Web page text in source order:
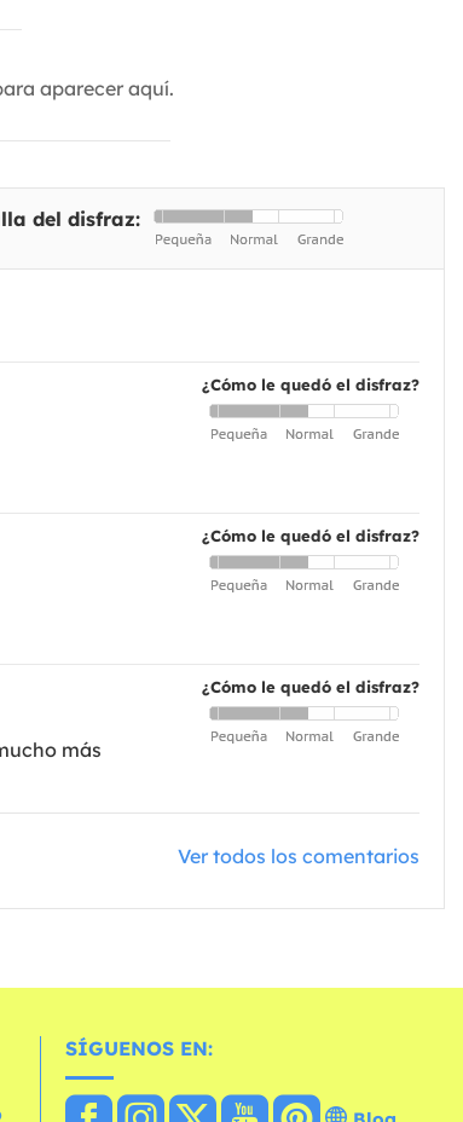
aparecer aquí.
del disfraz:
¿Cómo le quedó el disfraz?
¿Cómo le quedó el disfraz?
¿Cómo le quedó el disfraz?
más
Ver todos los comentarios
SÍGUENOS EN: